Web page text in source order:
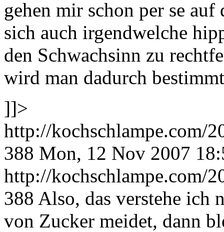
gehen mir schon per se
sich auch irgendwelche
den Schwachsinn zu
wird man dadurch
]]>
http://kochschlampe.com/
388 Mon, 12 Nov 2007
http://kochschlampe.com/
388 Also, das verstehe ich
von Zucker meidet, dann